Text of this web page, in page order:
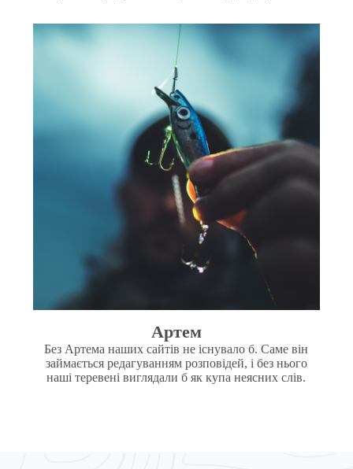
Артем
Без Артема наших сайтів не існувало б. Саме він
займається редагуванням розповідей, і без нього
наші теревені виглядали б як купа неясних слів.